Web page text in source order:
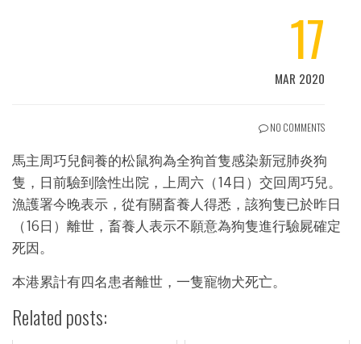
17
MAR 2020
NO COMMENTS
馬主周巧兒飼養的松鼠狗為全狗首隻感染新冠肺炎狗
隻，日前驗到陰性出院，上周六（14日）交回周巧兒。
漁護署今晚表示，從有關畜養人得悉，該狗隻已於昨日
（16日）離世，畜養人表示不願意為狗隻進行驗屍確定
死因。
本港累計有四名患者離世，一隻寵物犬死亡。
Related posts: